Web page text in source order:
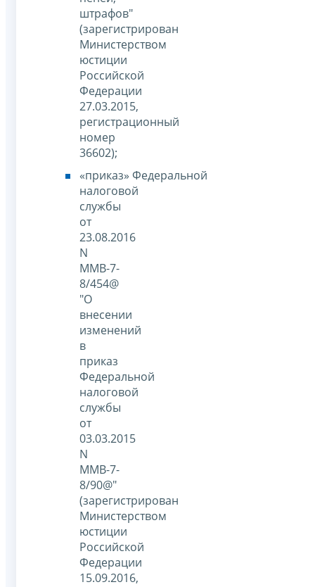
штрафов"
(зарегистрирован
Министерством
юстиции
Российской
Федерации
27.03.2015,
регистрационный
номер
36602);
приказ Федеральной
налоговой
службы
от
23.08.2016
N
ММВ-7-
8/454@
"О
внесении
изменений
в
приказ
Федеральной
налоговой
службы
от
03.03.2015
N
ММВ-7-
8/90@"
(зарегистрирован
Министерством
юстиции
Российской
Федерации
15.09.2016,